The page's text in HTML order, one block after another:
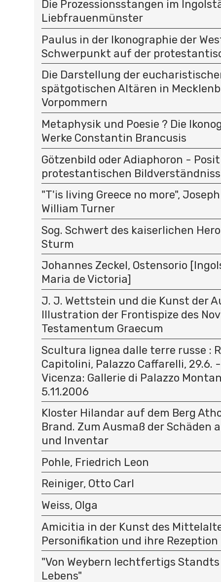
Die Prozessionsstangen im
Liebfrauenmünster
Paulus in der Ikonographie der
Schwerpunkt auf der
Die Darstellung der
spätgotischen Altären in
Vorpommern
Metaphysik und Poesie ? Die
Werke Constantin Brancusis
Götzenbild oder Adiaphoron -
protestantischen
"T'is living Greece no more",
William Turner
Sog. Schwert des kaiserlichen
Sturm
Johannes Zeckel, Ostensorio
Maria de Victoria]
J. J. Wettstein und die Kunst der
Illustration der Frontispize des
Testamentum Graecum
Scultura lignea dalle terre russe :
Capitolini, Palazzo Caffarelli, 29.6.
Vicenza: Gallerie di Palazzo
5.11.2006
Kloster Hilandar auf dem Berg
Brand. Zum Ausmaß der Schäden
und Inventar
Pohle, Friedrich Leon
Reiniger, Otto Carl
Weiss, Olga
Amicitia in der Kunst des
Personifikation und ihre Rezeption
"Von Weybern lechtfertigs Standts
Lebens"